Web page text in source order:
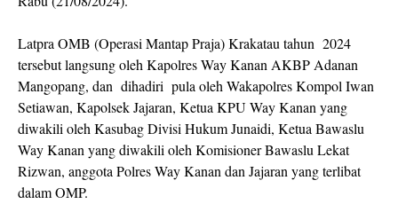
Latpra OMB (Operasi Mantap Praja) Krakatau tahun 2024
tersebut langsung oleh Kapolres Way Kanan AKBP Adanan
Mangopang, dan dihadiri pula oleh Wakapolres Kompol Iwan
Setiawan, Kapolsek Jajaran, Ketua KPU Way Kanan yang
diwakili oleh Kasubag Divisi Hukum Junaidi, Ketua Bawaslu
Way Kanan yang diwakili oleh Komisioner Bawaslu Lekat
Rizwan, anggota Polres Way Kanan dan Jajaran yang terlibat
dalam OMP.